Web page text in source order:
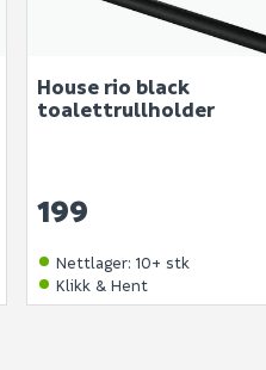
House rio black
toalettrullholder
199
Nettlager: 10+ stk
Klikk & Hent